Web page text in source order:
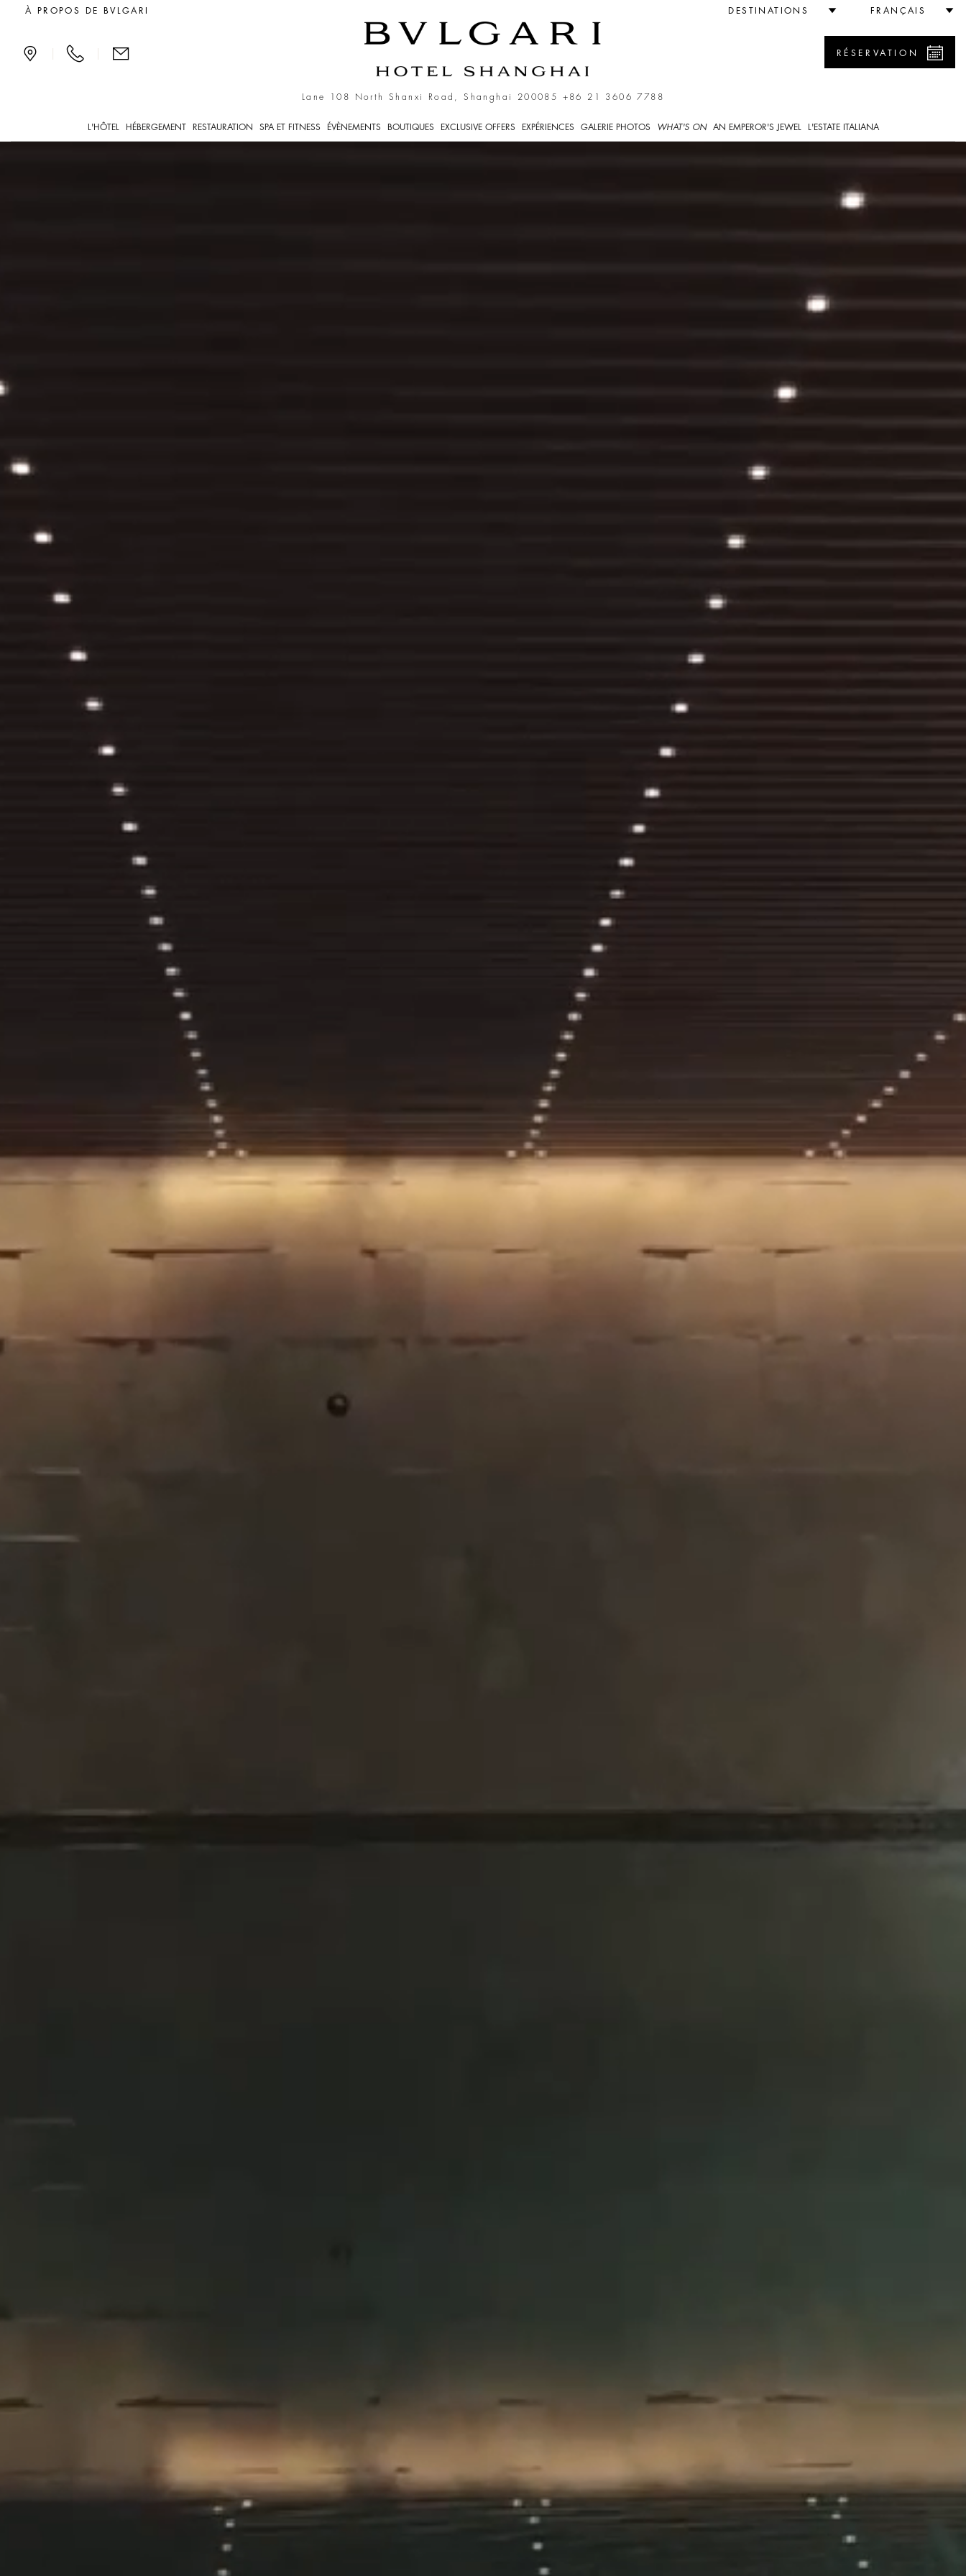
Hôtels de luxe à Shanghai
À PROPOS DE BVLGARI DESTINATIONS FRANÇAIS
Lane 108 North Shanxi Road, Shanghai 200085 +86 21 3606 7788
RÉSERVATION
L'HÔTEL HÉBERGEMENT RESTAURATION SPA ET FITNESS ÉVÈNEMENTS BOUTIQUES EXCLUSIVE OFFERS EXPÉRIENCES GALERIE PHOTOS WHAT'S ON AN EMPEROR'S JEWEL L'ESTATE ITALIANA